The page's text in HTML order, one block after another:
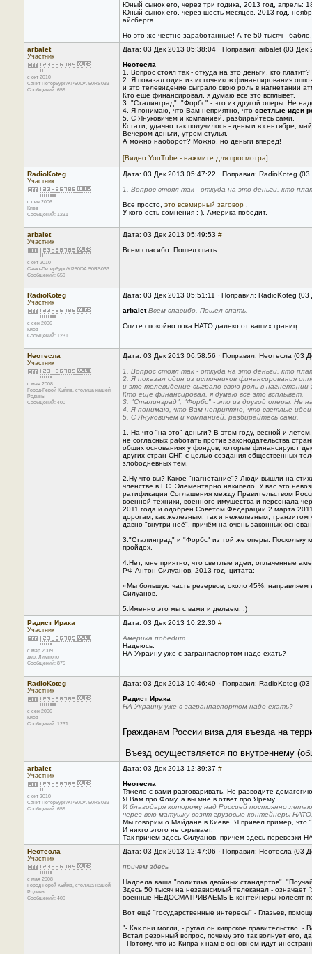
Юный сынок его, через три годика, 2013 год,
Юный сынок его, через шесть месяцев, 2013 год,
айсберга...
Но это же честно заработанные! А те 50 тысяч -
arbalet
Участник
с окт 2010
Санкт-Петербург/KP50DA 50RS033
Сообщений: 659
Дата: 03 Дек 2013 05:38:04 · Поправил: arbalet (03
Неотесла
1. Вопрос стоял так - откуда на это деньги, кто платит?
2. Я показал один из источников финансирования
и это телевидение сыграло свою роль в нагнетании
Кто еще финансировал, я думаю все это всплывет.
3. "Сталинград", "Форбс" - это из другой оперы. Не
4. Я понимаю, что Вам неприятно, что светлые идеи
5. С Януковичем и компанией, разбирайтесь сами.
Кстати, удачно так получилось - деньги в сентябре,
Вечером деньги, утром стулья.
А можно наоборот? Можно, но деньги вперед!
[Видео YouTube - нажмите для просмотра]
RadioKoteg
Участник
с сен 2006
Киев
Сообщений: 1231
Дата: 03 Дек 2013 05:47:22 · Поправил: RadioKoteg
1. Вопрос стоял так - откуда на это деньги, кто
Все просто, это всемирный заговор
У кого есть сомнения :-), Америка победит.
arbalet
Участник
с окт 2010
Санкт-Петербург/KP50DA 50RS033
Сообщений: 659
Дата: 03 Дек 2013 05:49:53 #
Всем спасибо. Пошел спать.
RadioKoteg
Участник
с сен 2006
Киев
Сообщений: 1231
Дата: 03 Дек 2013 05:51:11 · Поправил: RadioKoteg
arbalet Всем спасибо. Пошел спать.
Спите спокойно пока НАТО далеко от ваших границ.
Неотесла
Участник
с мая 2008
Город-Герой Кыйив, столица нашей
Родины
Сообщений: 400
Дата: 03 Дек 2013 06:58:56 · Поправил: Неотесла (03
1. Вопрос стоял так - откуда на это деньги, кто
2. Я показал один из источников финансирования
и это телевидение сыграло свою роль в
Кто еще финансировал, я думаю все это всплывет.
3. "Сталинград", "Форбс" - это из другой оперы. Не
4. Я понимаю, что Вам неприятно, что светлые
5. С Януковичем и компанией, разбирайтесь сами.
1. На что "на это" деньги? В этом году, весной и
не согласных работать против законодательства
общих основаниях у фондов, которые финансируют
других стран СНГ, с целью создания общественных
злободневных тем.
2.Ну что вы? Какое "нагнетание"? Люди вышли на
членстве в ЕС. Элементарно накипело. У вас это
ратификации Соглашения между Правительством
военной техники, военного имущества и персонала
2011 года и одобрен Советом Федерации 2 марта
дорогам, как железным, так и нежелезным,
давно "внутри неё", причём на очень законных
3."Сталинград" и "Форбс" из той же оперы. Поскольку
пройдох.
4.Нет, мне приятно, что светлые идеи, оплаченные
РФ Антон Силуанов, 2013 год, цитата:
«Мы большую часть резервов, около 45%,
Силуанов.
5.Именно это мы с вами и делаем. :)
Радист Ирака
Участник
с мар 2009
дер. Лимпопо
Сообщений: 875
Дата: 03 Дек 2013 10:22:30 #
Америка победит.
Надеюсь.
НА Украину уже с загранпаспортом надо ехать?
RadioKoteg
Участник
с сен 2006
Киев
Сообщений: 1231
Дата: 03 Дек 2013 10:46:49 · Поправил: RadioKoteg
Радист Ирака
НА Украину уже с загранпаспортом надо ехать?
Въезд осуществляется по внутреннему
arbalet
Участник
с окт 2010
Санкт-Петербург/KP50DA 50RS033
Сообщений: 659
Дата: 03 Дек 2013 12:39:37 #
Неотесла
Тяжело с вами разговаривать. Не разводите
Я Вам про Фому, а вы мне в ответ про Ярему.
И благодаря которому над Россией постоянно
через всю матушку возят грузовые контейнеры
Мы говорим о Майдане в Киеве. Я привел пример, что
И никто этого не скрывает.
Так причем здесь Силуанов, причем здесь перевозки
Неотесла
Участник
с мая 2008
Город-Герой Кыйив, столица нашей
Родины
Сообщений: 400
Дата: 03 Дек 2013 12:47:06 · Поправил: Неотесла (03
причем здесь
Надоела ваша "политика двойных стандартов".
Здесь 50 тысяч на независимый телеканал -
военные НЕДОСМАТРИВАЕМЫЕ контейнеры колесят по
Вот ещё "государственные интересы" - Глазьев,
"- Как они могли, - ругал он кипрское правительство, -
Встал резонный вопрос, почему это так волнует его,
- Потому, что из Кипра к нам в основном идут